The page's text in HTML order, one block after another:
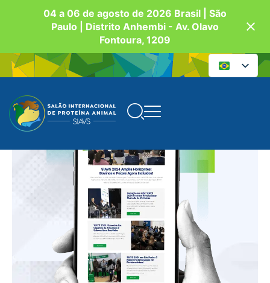
04 a 06 de agosto de 2026 Brasil | São
Paulo | Distrito Anhembi - Av. Olavo
Fontoura, 1209